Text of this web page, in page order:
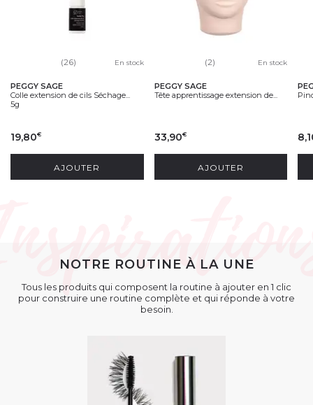
(26) En stock
PEGGY SAGE
Colle extension de cils Séchage...
5g
19,80€
AJOUTER
(2) En stock
PEGGY SAGE
Tête apprentissage extension de...
33,90€
AJOUTER
NOTRE ROUTINE À LA UNE
Tous les produits qui composent la routine à ajouter en 1 clic
pour construire une routine complète et qui réponde à votre
besoin.